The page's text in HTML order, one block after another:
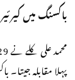
باکسنگ میں
پہلا مقابلہ جیتا۔